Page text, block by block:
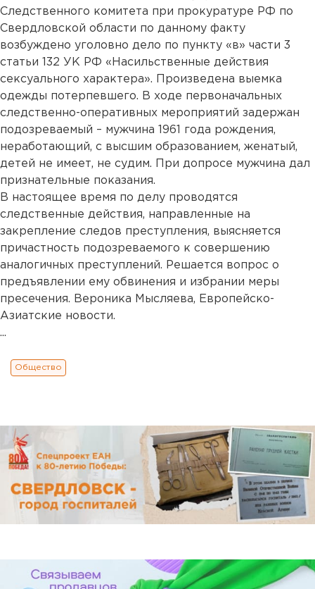
Следственного комитета при прокуратуре РФ по
Свердловской области по данному факту
возбуждено уголовно дело по пункту «в» части 3
статьи 132 УК РФ «Насильственные действия
сексуального характера». Произведена выемка
одежды потерпевшего. В ходе первоначальных
следственно-оперативных мероприятий задержан
подозреваемый – мужчина 1961 года рождения,
неработающий, с высшим образованием, женатый,
детей не имеет, не судим. При допросе мужчина дал
признательные показания.
В настоящее время по делу проводятся
следственные действия, направленные на
закрепление следов преступления, выясняется
причастность подозреваемого к совершению
аналогичных преступлений. Решается вопрос о
предъявлении ему обвинения и избрании меры
пресечения. Вероника Мысляева, Европейско-
Азиатские новости.
...
Общество